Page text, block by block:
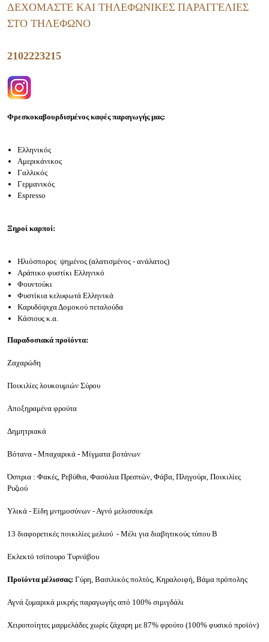
ΔΕΧΟΜΑΣΤΕ ΚΑΙ ΤΗΛΕΦΩΝΙΚΕΣ ΠΑΡΑΓΓΕΛΙΕΣ
ΣΤΟ ΤΗΛΕΦΩΝΟ
2102223215
Φρεσκοκαβουρδισμένος καφές παραγωγής μας:
Ελληνικός
Αμερικάνικος
Γαλλικός
Γερμανικός
Espresso
Ξηροί καρποί:
Ηλιόσπορος ψημένος (αλατισμένος - ανάλατος)
Αράπικο φυστίκι Ελληνικό
Φουντούκι
Φυστίκια κελυφωτά Ελληνικά
Καρυδόψιχα Δομοκού πεταλούδα
Κάσιους κ.α.
Παραδοσιακά προϊόντα:
Ζαχαρώδη
Ποικιλίες λουκουμιών Σύρου
Αποξηραμένα φρούτα
Δημητριακά
Βότανα - Μπαχαρικά - Μίγματα βοτάνων
Όσπρια : Φακές, Ρεβύθια, Φασόλια Πρεσπών, Φάβα, Πληγούρι, Ποικιλίες
Ρυζιού
Υλικά - Είδη μνημοσύνων - Αγνό μελισσοκέρι
13 διαφορετικές ποικιλίες μελιού - Μέλι για διαβητικούς τύπου Β
Εκλεκτό τσίπουρο Τυρνάβου
Προϊόντα μέλισσας: Γύρη, Βασιλικός πολτός, Κηραλοιφή, Βάμα πρόπολης
Αγνά ζυμαρικά μικρής παραγωγής από 100% σιμιγδάλι
Χειροποίητες μαρμελάδες χωρίς ζάχαρη με 87% φρούτο (100% φυσικό προϊόν)